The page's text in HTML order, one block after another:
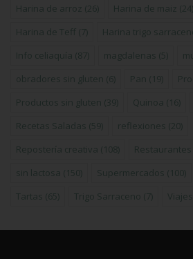
Harina de arroz (26) Harina de maiz (24)
Harina de Teff (7) Harina trigo sarraceno
Info celiaquía (87) magdalenas (5)
obradores sin gluten (6) Pan (19)
Productos sin gluten (39) Quinoa (16)
Recetas Saladas (59) reflexiones (20)
Repostería creativa (108) Restaurantes
sin lactosa (150) Supermercados (100)
Tartas (65) Trigo Sarraceno (7) Viajes